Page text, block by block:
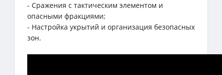
- Сражения с тактическим элементом и
опасными фракциями;
- Настройка укрытий и организация безопасных
зон.